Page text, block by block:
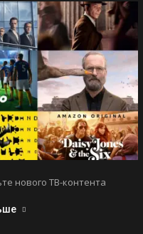
нового ТВ-контента